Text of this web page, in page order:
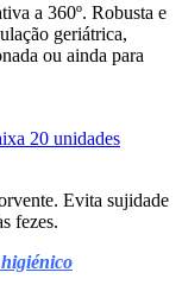
a 360º. Robusta e
geriátrica,
ou ainda para
20 unidades
Evita sujidade
fezes.